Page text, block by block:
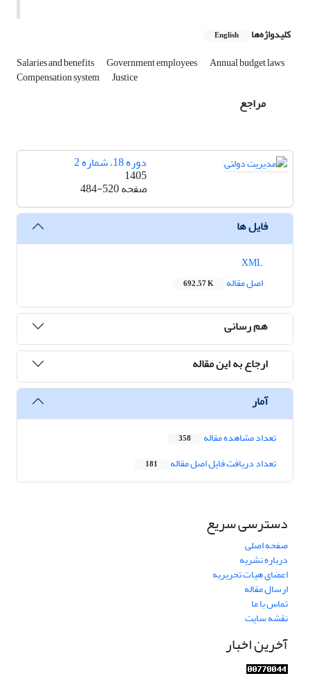
کلیدواژه‌ها English
Salaries and benefits Government employees Annual budget laws
Compensation system Justice
مراجع
دوره 18، شماره 2
1405
صفحه484-520
فایل ها
اصل مقاله
692.57 K
هم رسانی
ارجاع به این مقاله
آمار
تعداد مشاهده مقاله 358
تعداد دریافت فایل اصل مقاله 181
دسترسی سریع
صفحه اصلی
درباره نشریه
اعضای هیات تحریریه
ارسال مقاله
تماس با ما
نقشه سایت
آخرین اخبار